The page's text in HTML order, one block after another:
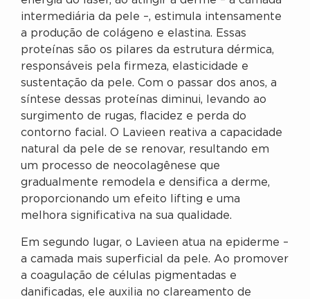
intermediária da pele –, estimula intensamente
a produção de colágeno e elastina. Essas
proteínas são os pilares da estrutura dérmica,
responsáveis pela firmeza, elasticidade e
sustentação da pele. Com o passar dos anos, a
síntese dessas proteínas diminui, levando ao
surgimento de rugas, flacidez e perda do
contorno facial. O Lavieen reativa a capacidade
natural da pele de se renovar, resultando em
um processo de neocolagênese que
gradualmente remodela e densifica a derme,
proporcionando um efeito lifting e uma
melhora significativa na sua qualidade.
Em segundo lugar, o Lavieen atua na epiderme –
a camada mais superficial da pele. Ao promover
a coagulação de células pigmentadas e
danificadas, ele auxilia no clareamento de